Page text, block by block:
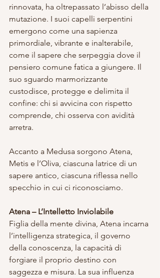
rinnovata, ha oltrepassato l’abisso della
mutazione. I suoi capelli serpentini
emergono come una sapienza
primordiale, vibrante e inalterabile,
come il sapere che serpeggia dove il
pensiero comune fatica a giungere. Il
suo sguardo marmorizzante
custodisce, protegge e delimita il
confine: chi si avvicina con rispetto
comprende, chi osserva con avidità
arretra.
Accanto a Medusa sorgono Atena,
Metis e l’Oliva, ciascuna latrice di un
sapere antico, ciascuna riflessa nello
specchio in cui ci riconosciamo.
Atena – L’Intelletto Inviolabile
Figlia della mente divina, Atena incarna
l’intelligenza strategica, il governo
della conoscenza, la capacità di
forgiare il proprio destino con
saggezza e misura. La sua influenza